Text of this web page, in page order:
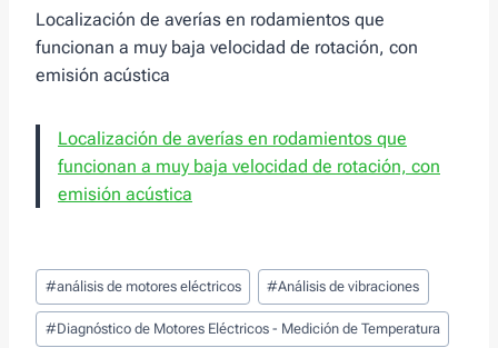
Localización de averías en rodamientos que
funcionan a muy baja velocidad de rotación, con
emisión acústica
Localización de averías en rodamientos que
funcionan a muy baja velocidad de rotación, con
emisión acústica
Tags
de
Entradas:
#análisis de motores eléctricos #Análisis de vibraciones
#Diagnóstico de Motores Eléctricos - Medición de Temperatura